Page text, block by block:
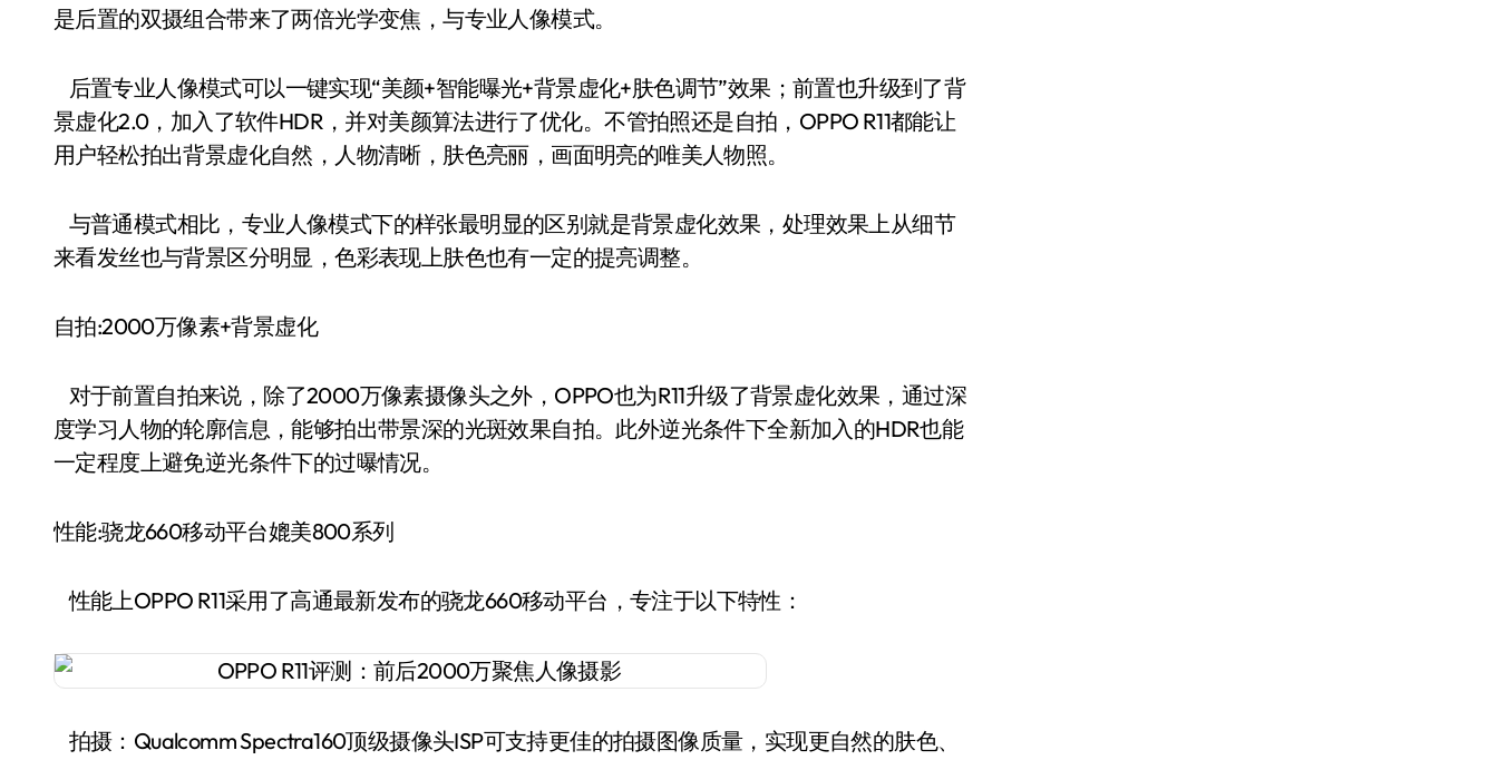
是后置的双摄组合带来了两倍光学变焦，与专业人像模式。
后置专业人像模式可以一键实现“美颜+智能曝光+背景虚化+肤色调节”效果；前置也升级到了背
景虚化2.0，加入了软件HDR，并对美颜算法进行了优化。不管拍照还是自拍，OPPO R11都能让
用户轻松拍出背景虚化自然，人物清晰，肤色亮丽，画面明亮的唯美人物照。
与普通模式相比，专业人像模式下的样张最明显的区别就是背景虚化效果，处理效果上从细节
来看发丝也与背景区分明显，色彩表现上肤色也有一定的提亮调整。
自拍:2000万像素+背景虚化
对于前置自拍来说，除了2000万像素摄像头之外，OPPO也为R11升级了背景虚化效果，通过深
度学习人物的轮廓信息，能够拍出带景深的光斑效果自拍。此外逆光条件下全新加入的HDR也能
一定程度上避免逆光条件下的过曝情况。
性能:骁龙660移动平台媲美800系列
性能上OPPO R11采用了高通最新发布的骁龙660移动平台，专注于以下特性：
拍摄：Qualcomm Spectra160顶级摄像头ISP可支持更佳的拍摄图像质量，实现更自然的肤色、